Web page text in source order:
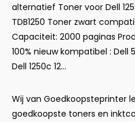
alternatief Toner voor Dell
TDB1250 Toner zwart
Capaciteit: 2000 paginas
100% nieuw kompatibel : Dell
Dell 1250c 12...
Wij van Goedkoopsteprinter
goedkoopste toners en